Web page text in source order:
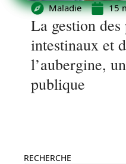
Maladie 15
La gestion
intestinaux et
l’aubergine,
publique
RECHERCHE